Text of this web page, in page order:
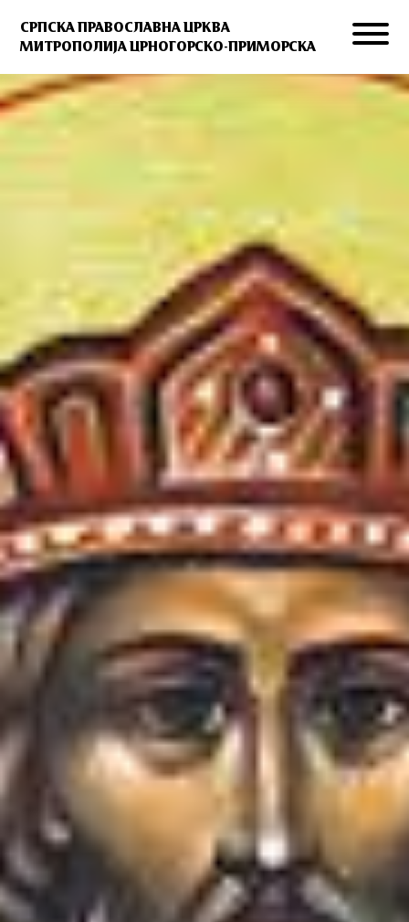
СРПСКА ПРАВОСЛАВНА ЦРКВА
МИТРОПОЛИЈА ЦРНОГОРСКО-ПРИМОРСКА